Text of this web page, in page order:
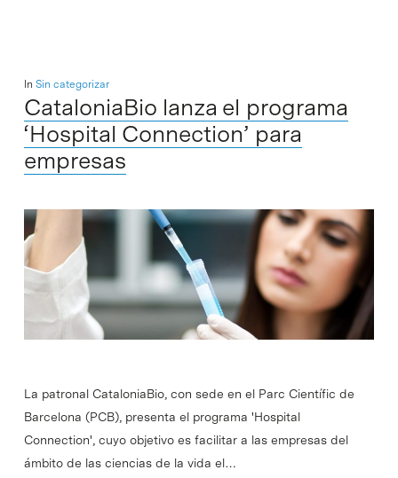
In Sin categorizar
CataloniaBio lanza el programa
‘Hospital Connection’ para
empresas
La patronal CataloniaBio, con sede en el Parc Científic de
Barcelona (PCB), presenta el programa 'Hospital
Connection', cuyo objetivo es facilitar a las empresas del
ámbito de las ciencias de la vida el…